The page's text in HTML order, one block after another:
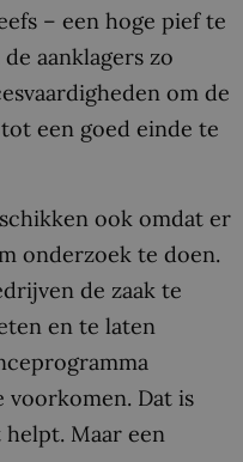
– een hoge pief te
aanklagers zo
om de
een goed einde te
ook omdat er
onderzoek te doen.
de zaak te
en te laten
Dat is
helpt. Maar een